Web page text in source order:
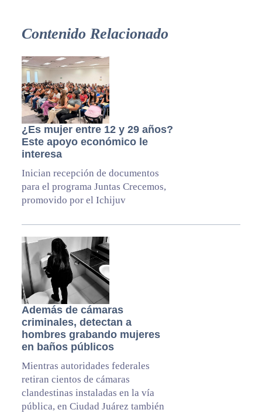
Contenido Relacionado
¿Es mujer entre 12 y 29 años?
Este apoyo económico le
interesa
Inician recepción de documentos
para el programa Juntas Crecemos,
promovido por el Ichijuv
Además de cámaras
criminales, detectan a
hombres grabando mujeres
en baños públicos
Mientras autoridades federales
retiran cientos de cámaras
clandestinas instaladas en la vía
pública, en Ciudad Juárez también